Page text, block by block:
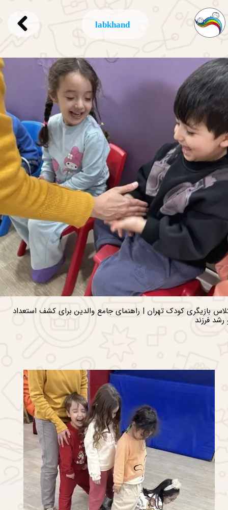
labkhand
بازیگری کودک تهران | راهنمای جامع والدین برای کشف استعداد
رشد فرزند